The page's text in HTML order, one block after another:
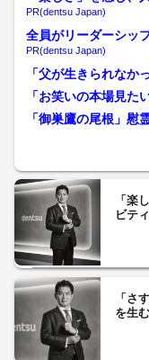
る
PR(dentsu Japan)
全員がリーダーシッ
る
PR(dentsu Japan)
「父が生きられなか
な」日航機墜落事故
「お笑いの本場見
弟亡くした女性が慰
「御巣鷹の尾根」
「楽
ビテ
「さ
を生